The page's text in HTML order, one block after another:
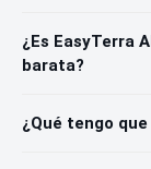
¿Es EasyTerra
barata?
¿Qué tengo